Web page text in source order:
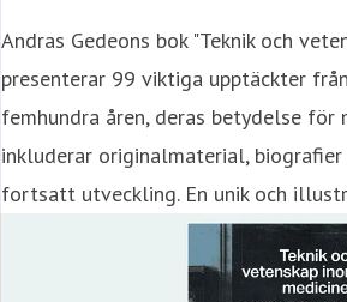
Andras Gedeons bok "Teknik och
presenterar 99 viktiga upptäckter
femhundra åren, deras betydelse för
inkluderar originalmaterial,
fortsatt utveckling. En unik och